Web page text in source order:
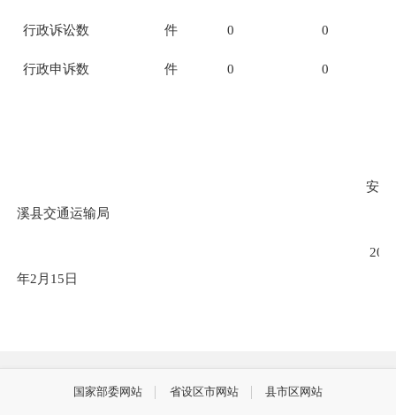
行政诉讼数 件 0 0
行政申诉数 件 0 0
安
溪县交通运输局
年2月15日
国家部委网站 省设区市网站 县市区网站